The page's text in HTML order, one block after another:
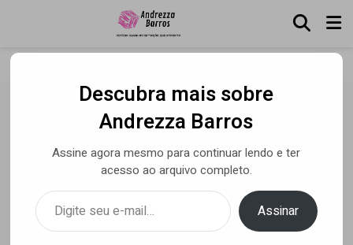
Tendência de Natal:
presentear com obras de
arte está em alta
Por Alessandra Astolphi• 22 dez 2025
Descubra mais sobre
Andrezza Barros
Assine agora mesmo para continuar lendo e ter
acesso ao arquivo completo.
Digite seu e-mail…
Assinar